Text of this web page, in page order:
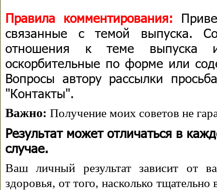
Правила комментирования:
связанные с темой выпуска.
отношения к теме выпуска
оскорбительные по форме или
Вопросы автору рассылки
"Контакты".
Важно: Получение моих советов не
Результат может отличаться в
случае.
Ваш личный результат зависит от
здоровья, от того, насколько